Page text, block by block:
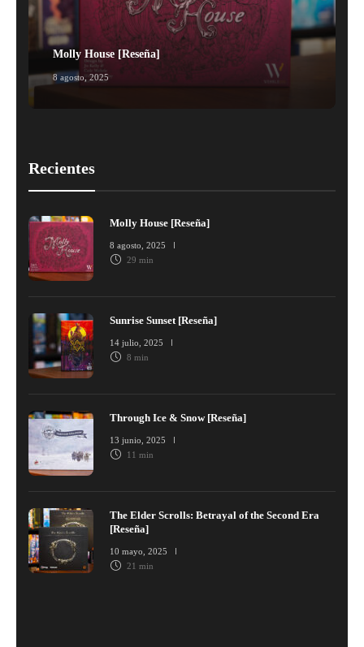
Molly House [Reseña]
8 agosto, 2025
Recientes
Molly House [Reseña]
8 agosto, 2025
29 min
Sunrise Sunset [Reseña]
14 julio, 2025
8 min
Through Ice & Snow [Reseña]
13 junio, 2025
11 min
The Elder Scrolls: Betrayal of the Second Era
[Reseña]
10 mayo, 2025
21 min